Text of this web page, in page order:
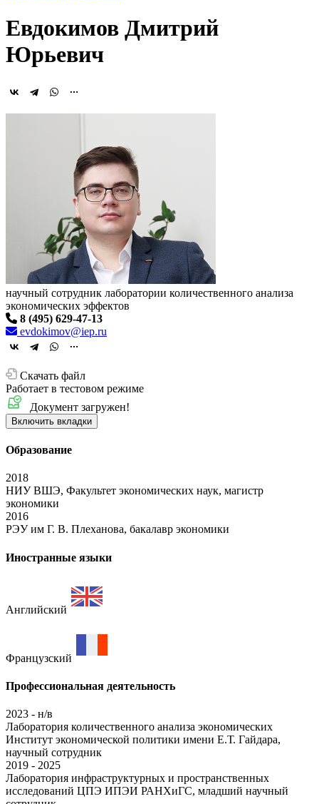
Евдокимов Дмитрий
Юрьевич
научный сотрудник лаборатории количественного анализа
экономических эффектов
8 (495) 629-47-13
evdokimov@iep.ru
Скачать файл
Работает в тестовом режиме
Документ загружен!
Включить вкладки
Образование
2018
НИУ ВШЭ, Факультет экономических наук, магистр
экономики
2016
РЭУ им Г. В. Плеханова, бакалавр экономики
Иностранные языки
Английский
Французский
Профессиональная деятельность
2023 - н/в
Лаборатория количественного анализа экономических
Институт экономической политики имени Е.Т. Гайдара,
научный сотрудник
2019 - 2025
Лаборатория инфраструктурных и пространственных
исследований ЦПЭ ИПЭИ РАНХиГС, младший научный